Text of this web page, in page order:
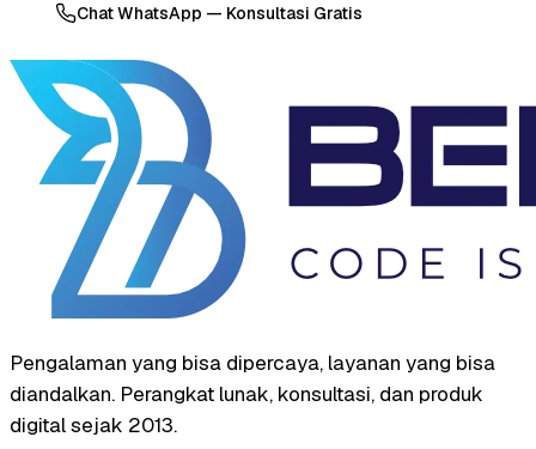
Chat WhatsApp — Konsultasi Gratis
Pengalaman yang bisa dipercaya, layanan yang bisa
diandalkan. Perangkat lunak, konsultasi, dan produk
digital sejak 2013.